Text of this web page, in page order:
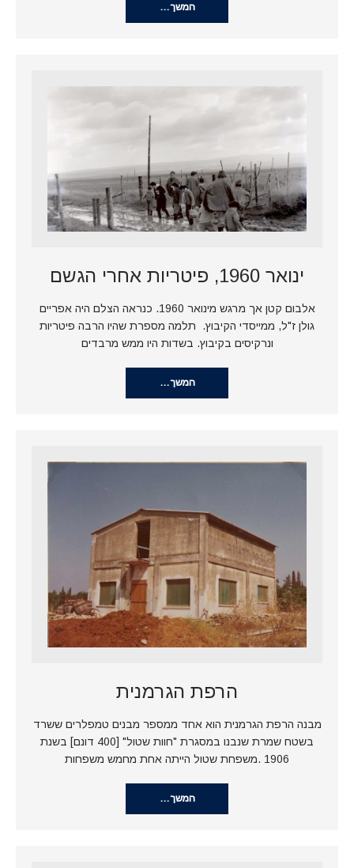
המשך…
ינואר 1960, פיטריות אחרי הגשם
אלבום קטן אך מרגש מינואר 1960. כנראה הצלם היה אפריים
גולן ז"ל, ממייסדי הקיבוץ. תלמה מספרת שהיו הרבה פיטריות
ונרקיסים בקיבוץ. בשדות היו ממש מרבדים
המשך…
הרפת הגרמנית
מבנה הרפת הגרמנית הוא אחד ממספר מבנים טמפלרים ששרד
בשטח שמרת שנבנו במסגרת "חוות שטול" [400 דונם] בשנת
1906 .משפחת שטול הייתה אחת מחמש משפחות
המשך…